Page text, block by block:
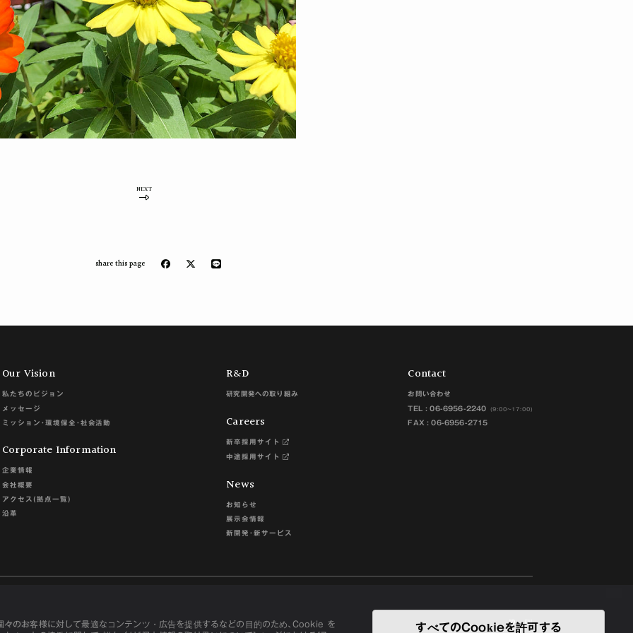
のお客様に対して最適なコンテンツ・広告を提供するなどの目的のため､Cookie を
すべてのCookieを許可する
NEXT
share this page
Our Vision
私たちのビジョン
メッセージ
ミッション･環境保全･社会活動
Corporate Information
企業情報
会社概要
アクセス(拠点一覧)
沿革
R&D
研究開発への取り組み
Careers
新卒採用サイト
中途採用サイト
News
お知らせ
展示会情報
新開発･新サービス
Contact
お問い合わせ
TEL :06-6956-2240 (9:00~17:00)
FAX : 06-6956-2715
利用規約 JP EN